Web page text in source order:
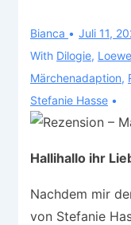
Bianca Juli 11,
With Dilogie,
Märchenadaption,
Stefanie Hasse
Hallihallo ihr
Nachdem mir
von Stefanie